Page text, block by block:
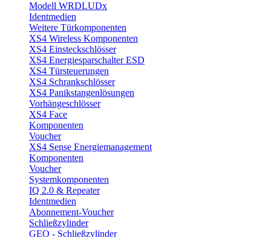
Modell WRDLUDx
Identmedien
Weitere Türkomponenten
XS4 Wireless Komponenten
XS4 Einsteckschlösser
XS4 Energiesparschalter ESD
XS4 Türsteuerungen
XS4 Schrankschlösser
XS4 Panikstangenlösungen
Vorhängeschlösser
XS4 Face
Komponenten
Voucher
XS4 Sense Energiemanagement
Komponenten
Voucher
Systemkomponenten
IQ 2.0 & Repeater
Identmedien
Abonnement-Voucher
Schließzylinder
GEO - Schließzylinder